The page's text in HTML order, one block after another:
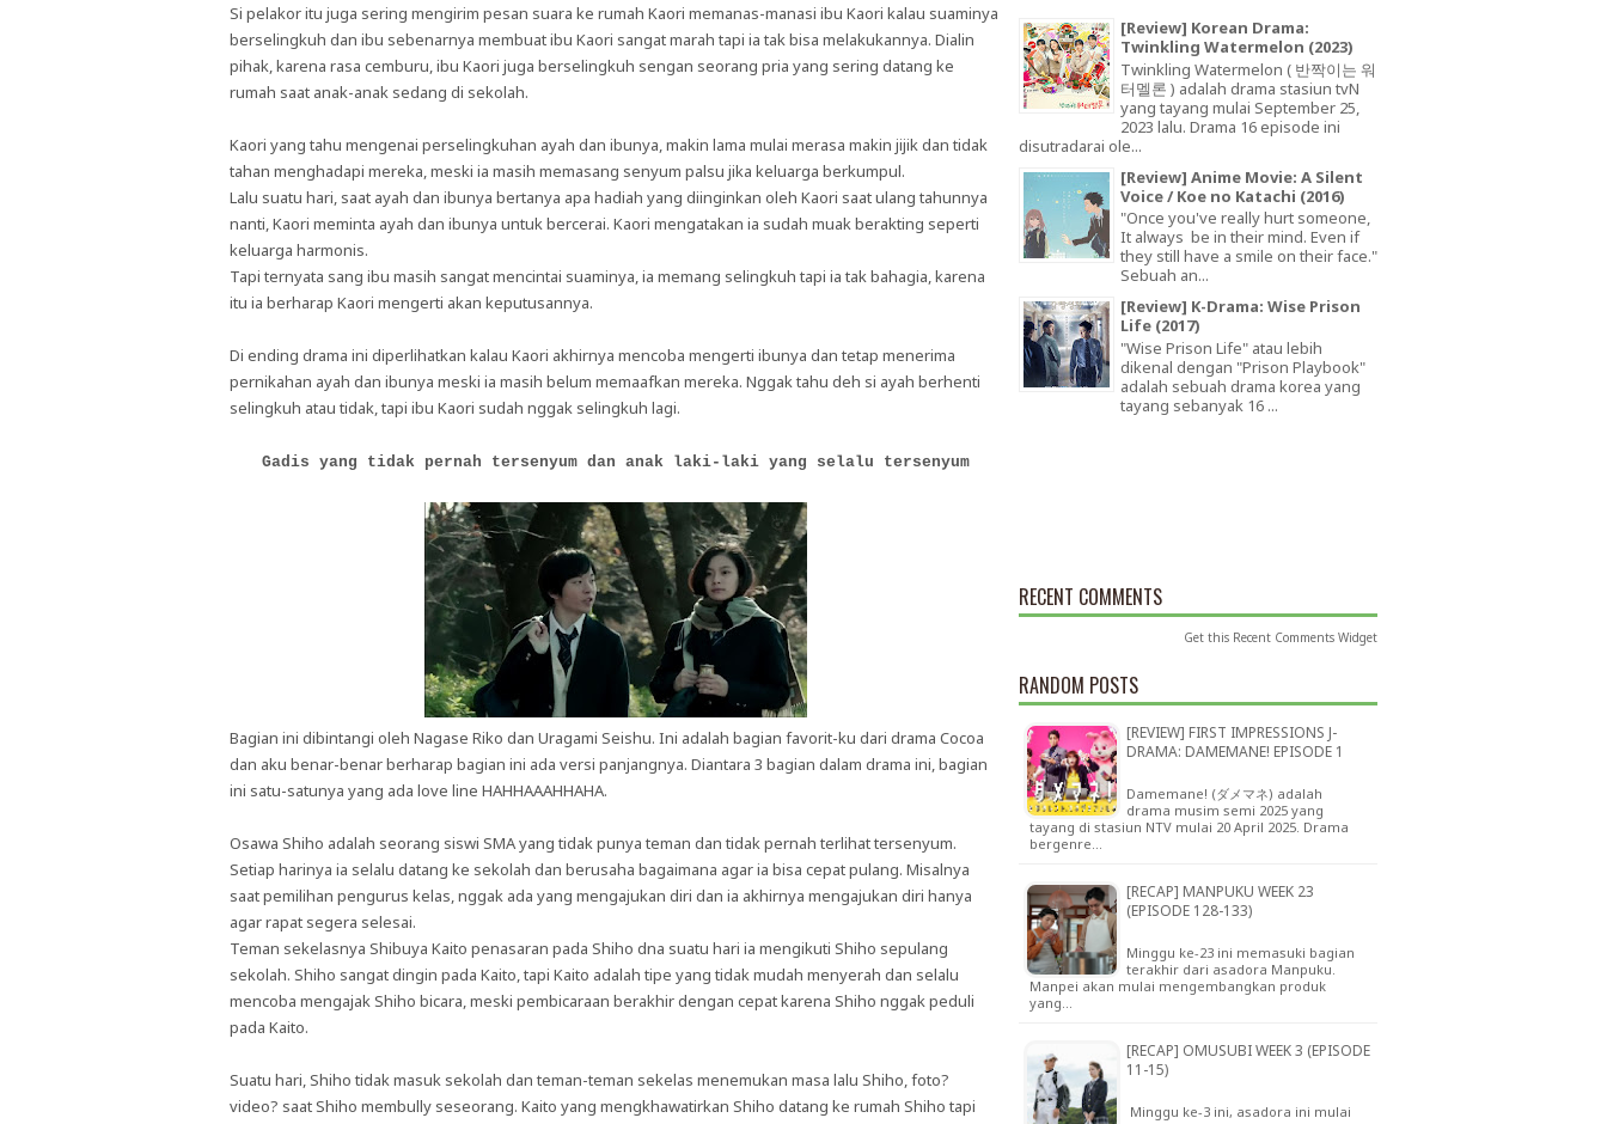
Si pelakor itu juga sering mengirim pesan suara ke rumah Kaori memanas-manasi ibu Kaori kalau suaminya
berselingkuh dan ibu sebenarnya membuat ibu Kaori sangat marah tapi ia tak bisa melakukannya. Dialin
pihak, karena rasa cemburu, ibu Kaori juga berselingkuh sengan seorang pria yang sering datang ke
rumah saat anak-anak sedang di sekolah.
Kaori yang tahu mengenai perselingkuhan ayah dan ibunya, makin lama mulai merasa makin jijik dan tidak
tahan menghadapi mereka, meski ia masih memasang senyum palsu jika keluarga berkumpul.
Lalu suatu hari, saat ayah dan ibunya bertanya apa hadiah yang diinginkan oleh Kaori saat ulang tahunnya
nanti, Kaori meminta ayah dan ibunya untuk bercerai. Kaori mengatakan ia sudah muak berakting seperti
keluarga harmonis.
Tapi ternyata sang ibu masih sangat mencintai suaminya, ia memang selingkuh tapi ia tak bahagia, karena
itu ia berharap Kaori mengerti akan keputusannya.
Di ending drama ini diperlihatkan kalau Kaori akhirnya mencoba mengerti ibunya dan tetap menerima
pernikahan ayah dan ibunya meski ia masih belum memaafkan mereka. Nggak tahu deh si ayah berhenti
selingkuh atau tidak, tapi ibu Kaori sudah nggak selingkuh lagi.
Gadis yang tidak pernah tersenyum dan anak laki-laki yang selalu tersenyum
Bagian ini dibintangi oleh Nagase Riko dan Uragami Seishu. Ini adalah bagian favorit-ku dari drama Cocoa
dan aku benar-benar berharap bagian ini ada versi panjangnya. Diantara 3 bagian dalam drama ini, bagian
ini satu-satunya yang ada love line HAHHAAAHHAHA.
Osawa Shiho adalah seorang siswi SMA yang tidak punya teman dan tidak pernah terlihat tersenyum.
Setiap harinya ia selalu datang ke sekolah dan berusaha bagaimana agar ia bisa cepat pulang. Misalnya
saat pemilihan pengurus kelas, nggak ada yang mengajukan diri dan ia akhirnya mengajukan diri hanya
agar rapat segera selesai.
Teman sekelasnya Shibuya Kaito penasaran pada Shiho dna suatu hari ia mengikuti Shiho sepulang
sekolah. Shiho sangat dingin pada Kaito, tapi Kaito adalah tipe yang tidak mudah menyerah dan selalu
mencoba mengajak Shiho bicara, meski pembicaraan berakhir dengan cepat karena Shiho nggak peduli
pada Kaito.
Suatu hari, Shiho tidak masuk sekolah dan teman-teman sekelas menemukan masa lalu Shiho, foto?
video? saat Shiho membully seseorang. Kaito yang mengkhawatirkan Shiho datang ke rumah Shiho tapi
[Review] Korean Drama:
Twinkling Watermelon (2023)
Twinkling Watermelon ( 반짝이는 워
터멜론 ) adalah drama stasiun tvN
yang tayang mulai September 25,
2023 lalu. Drama 16 episode ini
disutradarai ole...
[Review] Anime Movie: A Silent
Voice / Koe no Katachi (2016)
"Once you've really hurt someone,
It always be in their mind. Even if
they still have a smile on their face."
Sebuah an...
[Review] K-Drama: Wise Prison
Life (2017)
"Wise Prison Life" atau lebih
dikenal dengan "Prison Playbook"
adalah sebuah drama korea yang
tayang sebanyak 16 ...
RECENT COMMENTS
Get this Recent Comments Widget
RANDOM POSTS
[REVIEW] FIRST IMPRESSIONS J-
DRAMA: DAMEMANE! EPISODE 1
Damemane! (ダメマネ) adalah
drama musim semi 2025 yang
tayang di stasiun NTV mulai 20 April 2025. Drama
bergenre…
[RECAP] MANPUKU WEEK 23
(EPISODE 128-133)
Minggu ke-23 ini memasuki bagian
terakhir dari asadora Manpuku.
Manpei akan mulai mengembangkan produk
yang…
[RECAP] OMUSUBI WEEK 3 (EPISODE
11-15)
Minggu ke-3 ini, asadora ini mulai